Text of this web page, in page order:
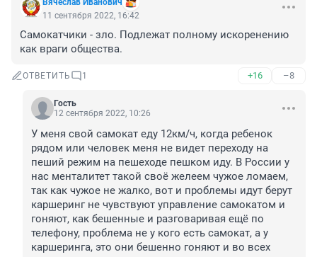
Вячеслав Иванович
11 сентября 2022, 16:42
Самокатчики - зло. Подлежат полному искоренению
как враги общества.
ОТВЕТИТЬ 1 +16 –8
Гость
12 сентября 2022, 10:26
У меня свой самокат еду 12км/ч, когда ребенок
рядом или человек меня не видет переходу на
пеший режим на пешеходе пешком иду. В России у
нас менталитет такой своё желеем чужое ломаем,
так как чужое не жалко, вот и проблемы идут берут
каршеринг не чувствуют управление самокатом и
гоняют, как бешенные и разговаривая ещё по
телефону, проблема не у кого есть самокат, а у
каршеринга, это они бешенно гоняют и во всех